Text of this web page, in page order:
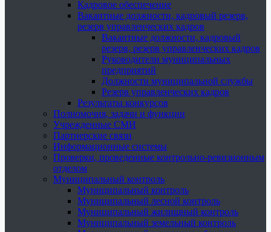
Кадровое обеспечение
Вакантные должности, кадровый резерв,
резерв управленческих кадров
Вакантные должности, кадровый
резерв, резерв управленческих кадров
Руководители муниципальных
предприятий
Должности муниципальной службы
Резерв управленческих кадров
Результаты конкурсов
Полномочия, задачи и функции
Учрежденные СМИ
Партнерские связи
Информационные системы
Проверки, проведенные контрольно-ревизионным
отделом
Муниципальный контроль
Муниципальный контроль
Муниципальный лесной контроль
Муниципальный жилищный контроль
Муниципальный земельный контроль